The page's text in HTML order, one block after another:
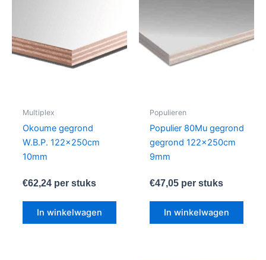
Multiplex
Okoume gegrond
W.B.P. 122x250cm
10mm
€62,24per stuks
In winkelwagen
Populieren
Populier 80Mu gegrond
gegrond 122x250cm
9mm
€47,05per stuks
In winkelwagen